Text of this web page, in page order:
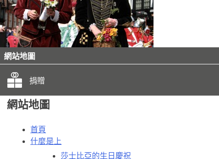
網站地圖
捐贈
網站地圖
首頁
什麼是上
莎士比亞的生日慶祝